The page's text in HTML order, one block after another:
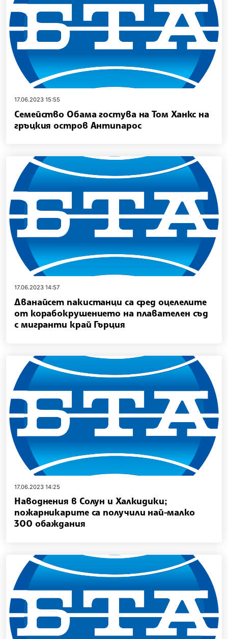
17.06.2023 15:55
Семейство Обама гостува на Том Ханкс на
гръцкия остров Антипарос
17.06.2023 14:57
Дванайсет пакистанци са сред оцелелите
от корабокрушението на плавателен съд
с мигранти край Гърция
17.06.2023 14:25
Наводнения в Солун и Халкидики;
пожарникарите са получили най-малко
300 обаждания